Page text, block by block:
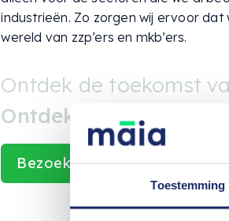
Toestemming
industrieën. Zo zorgen wij ervoor
wereld van zzp’ers en mkb’ers.
Ontdek de toekomst
Ontdek Māia!
Bezoek de website